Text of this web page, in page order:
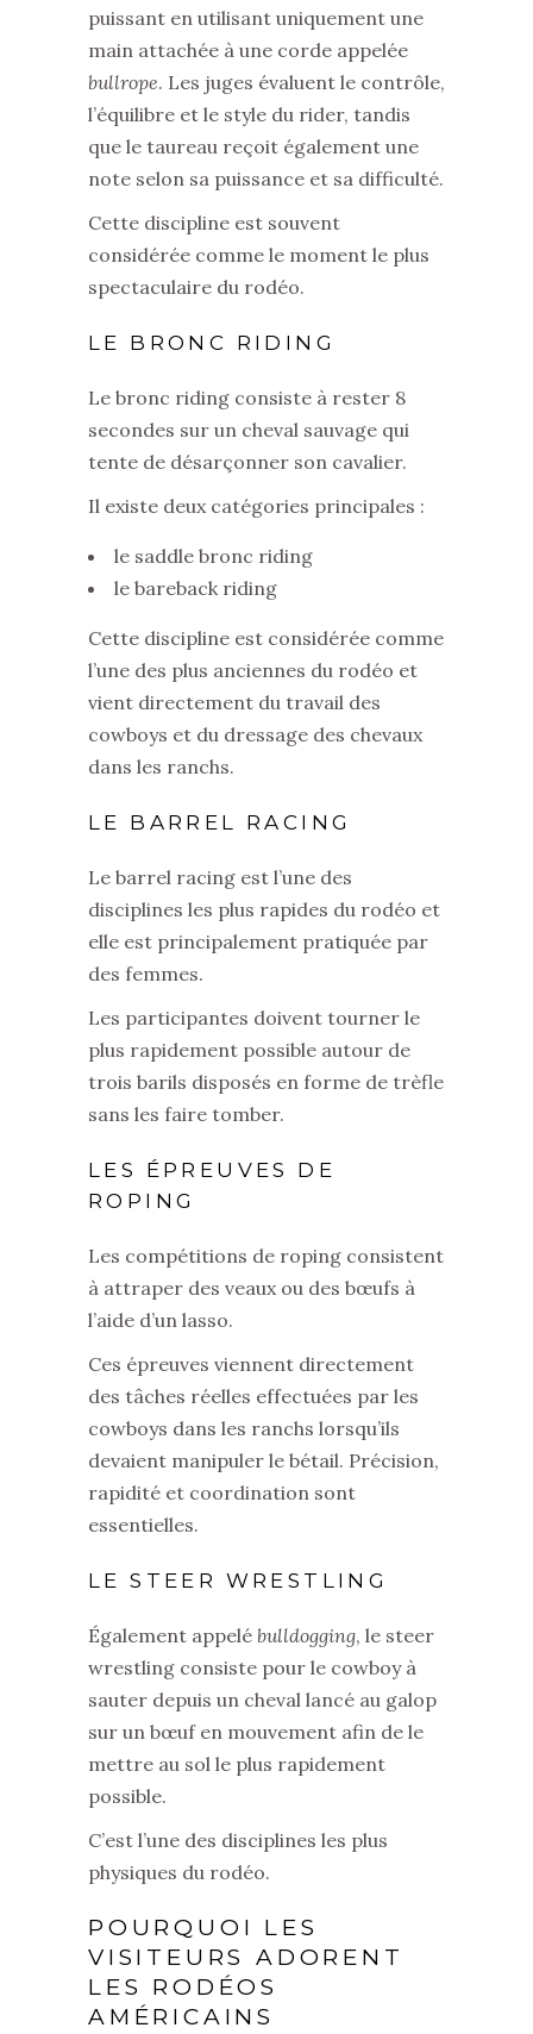
puissant en utilisant uniquement une
main attachée à une corde appelée
bullrope. Les juges évaluent le contrôle,
l’équilibre et le style du rider, tandis
que le taureau reçoit également une
note selon sa puissance et sa difficulté.
Cette discipline est souvent
considérée comme le moment le plus
spectaculaire du rodéo.
LE BRONC RIDING
Le bronc riding consiste à rester 8
secondes sur un cheval sauvage qui
tente de désarçonner son cavalier.
Il existe deux catégories principales :
le saddle bronc riding
le bareback riding
Cette discipline est considérée comme
l’une des plus anciennes du rodéo et
vient directement du travail des
cowboys et du dressage des chevaux
dans les ranchs.
LE BARREL RACING
Le barrel racing est l’une des
disciplines les plus rapides du rodéo et
elle est principalement pratiquée par
des femmes.
Les participantes doivent tourner le
plus rapidement possible autour de
trois barils disposés en forme de trèfle
sans les faire tomber.
LES ÉPREUVES DE
ROPING
Les compétitions de roping consistent
à attraper des veaux ou des bœufs à
l’aide d’un lasso.
Ces épreuves viennent directement
des tâches réelles effectuées par les
cowboys dans les ranchs lorsqu’ils
devaient manipuler le bétail. Précision,
rapidité et coordination sont
essentielles.
LE STEER WRESTLING
Également appelé bulldogging, le steer
wrestling consiste pour le cowboy à
sauter depuis un cheval lancé au galop
sur un bœuf en mouvement afin de le
mettre au sol le plus rapidement
possible.
C’est l’une des disciplines les plus
physiques du rodéo.
POURQUOI LES
VISITEURS ADORENT
LES RODÉOS
AMÉRICAINS